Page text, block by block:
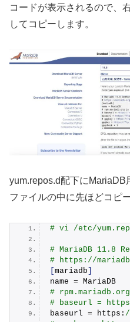
コードが表示されるので、
してコピーします。
yum.repos.d配下に
ファイルの中に先ほどコピ
# vi /etc/
# MariaDB 11.8
# https://
mariadb
name = MariaDB
#
# baseurl =
baseurl = https: